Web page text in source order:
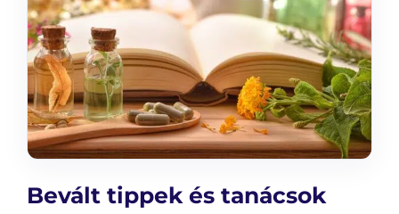
Bevált tippek és tanácsok